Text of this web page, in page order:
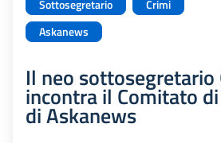
Sottosegretario
Crimi
Askanews
Il neo sottosegretario
incontra il Comitato
di Askanews